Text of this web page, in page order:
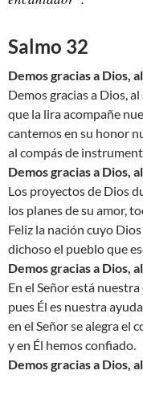
Salmo 32
Demos gracias a Dios,
Demos gracias a Dios, al
que la lira acompañe
cantemos en su honor
al compás de
Demos gracias a Dios,
Los proyectos de Dios
los planes de su amor,
Feliz la nación cuyo Dios
dichoso el pueblo que
Demos gracias a Dios,
En el Señor está nuestra
pues Él es nuestra
en el Señor se alegra el
y en Él hemos confiado.
Demos gracias a Dios,